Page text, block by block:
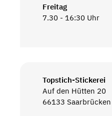
Freitag
7.30 - 16:30 Uhr
Topstich-Stickerei
Auf den Hütten 20
66133 Saarbrücken